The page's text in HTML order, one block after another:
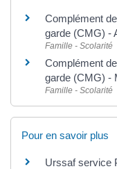
Complément
garde (CMG) -
Famille - Scolarité
Complément
garde (CMG) -
Famille - Scolarité
Pour en savoir plus
Urssaf service